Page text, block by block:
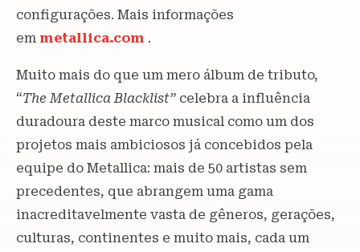
configurações. Mais informações
em metallica.com .
Muito mais do que um mero álbum de tributo,
“The Metallica Blacklist” celebra a influência
duradoura deste marco musical como um dos
projetos mais ambiciosos já concebidos pela
equipe do Metallica: mais de 50 artistas sem
precedentes, que abrangem uma gama
inacreditavelmente vasta de gêneros, gerações,
culturas, continentes e muito mais, cada um